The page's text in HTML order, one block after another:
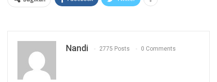
Nandi 2775 Posts 0 Comments